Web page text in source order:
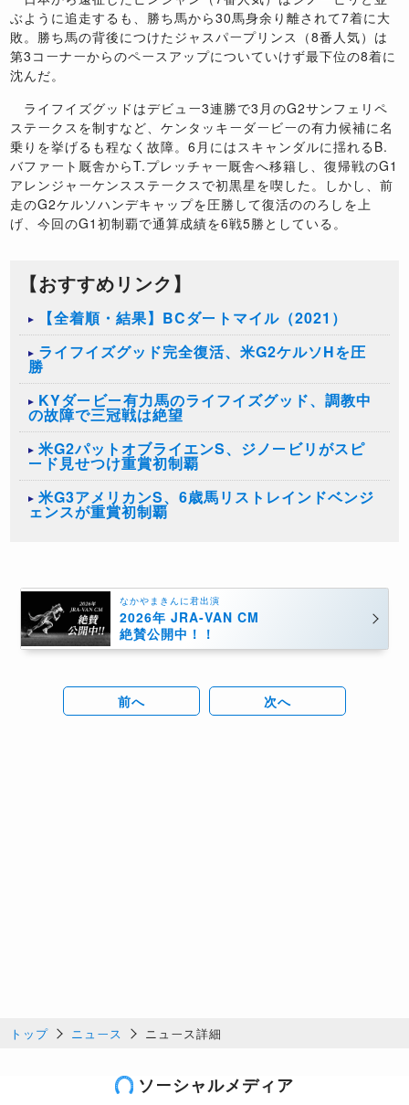
ぶように追走するも、勝ち馬から30馬身余り離されて7着に大
敗。勝ち馬の背後につけたジャスパープリンス（8番人気）は
第3コーナーからのペースアップについていけず最下位の8着に
沈んだ。
ライフイズグッドはデビュー3連勝で3月のG2サンフェリペ
ステークスを制すなど、ケンタッキーダービーの有力候補に名
乗りを挙げるも程なく故障。6月にはスキャンダルに揺れるB.
バファート厩舎からT.プレッチャー厩舎へ移籍し、復帰戦のG1
アレンジャーケンスステークスで初黒星を喫した。しかし、前
走のG2ケルソハンデキャップを圧勝して復活ののろしを上
げ、今回のG1初制覇で通算成績を6戦5勝としている。
【おすすめリンク】
【全着順・結果】BCダートマイル（2021）
ライフイズグッド完全復活、米G2ケルソHを圧
勝
KYダービー有力馬のライフイズグッド、調教中
の故障で三冠戦は絶望
米G2パットオブライエンS、ジノービリがスピ
ード見せつけ重賞初制覇
米G3アメリカンS、6歳馬リストレインドベンジ
ェンスが重賞初制覇
なかやまきんに君出演
2026年 JRA-VAN CM
絶賛公開中！！
前へ 次へ
トップ ニュース ニュース詳細
ソーシャルメディア